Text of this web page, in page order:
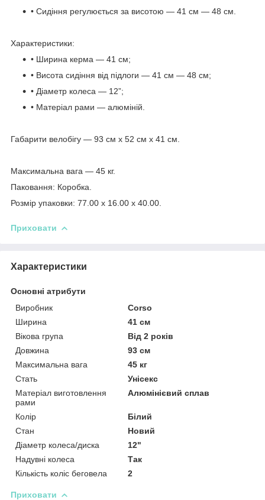
• Сидіння регулюється за висотою — 41 см — 48 см.
Характеристики:
• Ширина керма — 41 см;
• Висота сидіння від підлоги — 41 см — 48 см;
• Діаметр колеса — 12”;
• Матеріал рами — алюміній.
Габарити велобігу — 93 см х 52 см х 41 см.
Максимальна вага — 45 кг.
Паковання: Коробка.
Розмір упаковки: 77.00 x 16.00 x 40.00.
Приховати
Характеристики
Основні атрибути
Виробник
Corso
Ширина
41 см
Вікова група
Від 2 років
Довжина
93 см
Максимальна вага
45 кг
Стать
Унісекс
Матеріал виготовлення
рами
Алюмінієвий сплав
Колір
Білий
Стан
Новий
Діаметр колеса/диска
12"
Надувні колеса
Так
Кількість коліс беговела
2
Приховати